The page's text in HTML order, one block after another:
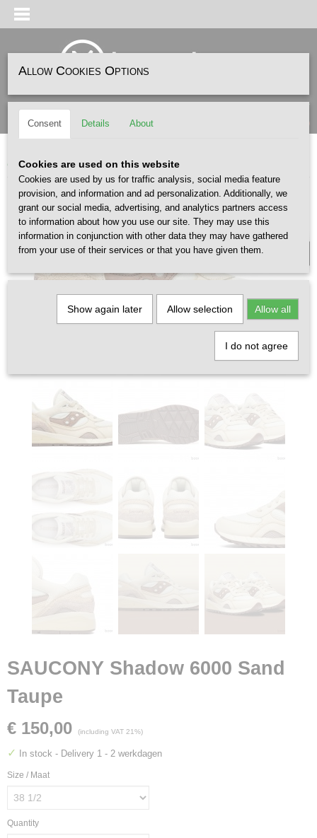
Log in Register SHOPPING CART
(0)
Home>SNEAKERS>SAUCONY>SAUCONY Shadow 6000 Sand Taupe
WOMEN /X
SAUCONY Shadow 6000 Sand
Taupe
€ 150,00 (including VAT 21%)
✓ In stock - Delivery 1 - 2 werkdagen
Size / Maat
Quantity
Allow Cookies Options
Consent Details About
Cookies are used on this website
Cookies are used by us for traffic analysis, social media feature
provision, and information and ad personalization. Additionally, we
grant our social media, advertising, and analytics partners access
to information about how you use our site. They may use this
information in conjunction with other data they may have gathered
from your use of their services or that you have given them.
Show again later Allow selection Allow all
I do not agree